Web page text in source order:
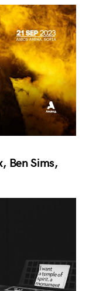
Ben Sims,